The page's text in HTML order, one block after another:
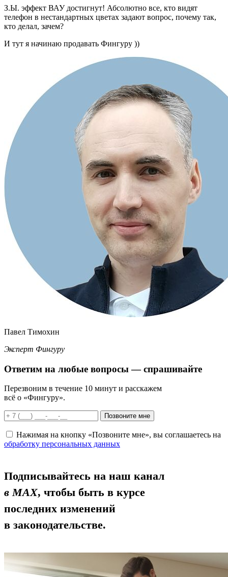
З.Ы. эффект ВАУ достигнут! Абсолютно все, кто видят
телефон в нестандартных цветах задают вопрос, почему так,
кто делал, зачем?
И тут я начинаю продавать Фингуру ))
Павел Тимохин
Эксперт Фингуру
Ответим на любые вопросы— спрашивайте
Перезвоним в течение 10 минут и расскажем
всё о «Фингуру».
Позвоните мне
Нажимая на кнопку «Позвоните мне», вы соглашаетесь на
обработку персональных данных
Подписывайтесь на наш канал
в MAX, чтобы быть в курсе
последних изменений
в законодательстве.